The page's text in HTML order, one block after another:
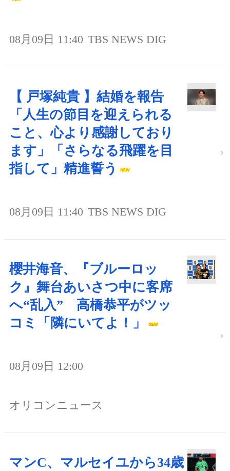
08月09日 11:40 TBS NEWS DIG
【 戸塚純貴 】結婚を報告
「人生の節目を迎えられる
こと、心より感謝しており
ます」「さらなる飛躍を目
指して」精進誓う
08月09日 11:40 TBS NEWS DIG
櫻井海音、『ブルーロッ
ク』舞台あいさつ中に客席
へ“乱入” 高橋恭平がツッ
コミ「隣にいてよ！」
08月09日 12:00
オリコンニュース
マンC、マルセイユから34歳